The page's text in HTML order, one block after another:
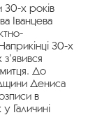
30-х років
Іванцева
30-х
До
Дениса
в
Галичині